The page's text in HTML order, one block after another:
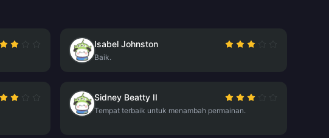
Isabel Johnston
Baik.
Sidney Beatty II
Tempat terbaik untuk menambah permainan.